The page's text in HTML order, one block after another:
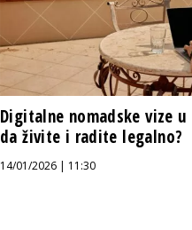
Digitalne nomadske vize u
da živite i radite legalno?
14/01/2026 | 11:30